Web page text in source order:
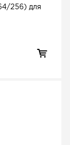
256) для